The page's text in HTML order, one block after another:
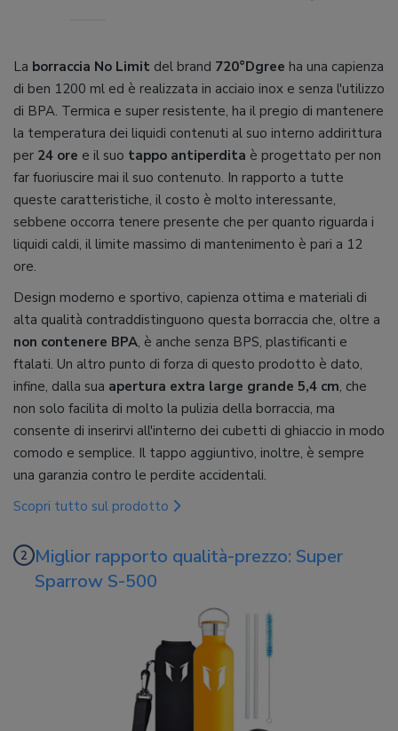
La borraccia No Limit del brand 720°Dgree ha una capienza
di ben 1200 ml ed è realizzata in acciaio inox e senza l'utilizzo
di BPA. Termica e super resistente, ha il pregio di mantenere
la temperatura dei liquidi contenuti al suo interno addirittura
per 24 ore e il suo tappo antiperdita è progettato per non
far fuoriuscire mai il suo contenuto. In rapporto a tutte
queste caratteristiche, il costo è molto interessante,
sebbene occorra tenere presente che per quanto riguarda i
liquidi caldi, il limite massimo di mantenimento è pari a 12
ore.
Design moderno e sportivo, capienza ottima e materiali di
alta qualità contraddistinguono questa borraccia che, oltre a
non contenere BPA, è anche senza BPS, plastificanti e
ftalati. Un altro punto di forza di questo prodotto è dato,
infine, dalla sua apertura extra large grande 5,4 cm, che
non solo facilita di molto la pulizia della borraccia, ma
consente di inserirvi all'interno dei cubetti di ghiaccio in modo
comodo e semplice. Il tappo aggiuntivo, inoltre, è sempre
una garanzia contro le perdite accidentali.
Scopri tutto sul prodotto
Miglior rapporto qualità-prezzo: Super
Sparrow S-500